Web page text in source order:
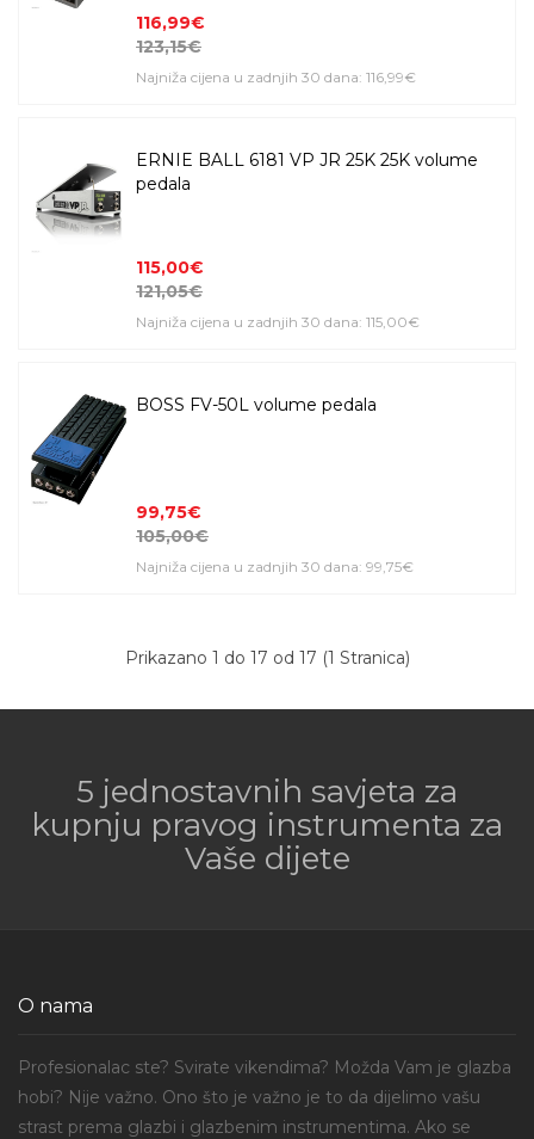
116,99€
123,15€
Najniža cijena u zadnjih 30 dana: 116,99€
ERNIE BALL 6181 VP JR 25K 25K volume
pedala
115,00€
121,05€
Najniža cijena u zadnjih 30 dana: 115,00€
BOSS FV-50L volume pedala
99,75€
105,00€
Najniža cijena u zadnjih 30 dana: 99,75€
Prikazano 1 do 17 od 17 (1 Stranica)
5 jednostavnih savjeta za
kupnju pravog instrumenta za
Vaše dijete
O nama
Profesionalac ste? Svirate vikendima? Možda Vam je glazba
hobi? Nije važno. Ono što je važno je to da dijelimo vašu
strast prema glazbi i glazbenim instrumentima. Ako se